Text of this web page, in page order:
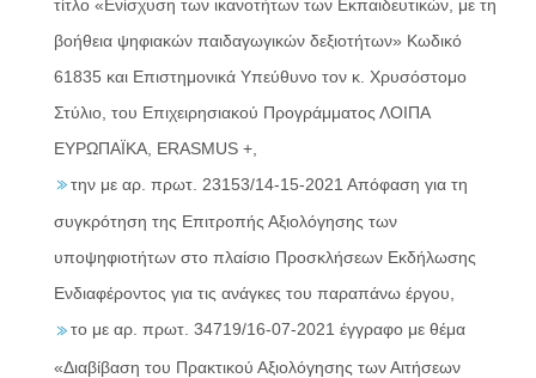
τίτλο «Ενίσχυση των ικανοτήτων των Εκπαιδευτικών, με τη
βοήθεια ψηφιακών παιδαγωγικών δεξιοτήτων» Κωδικό
61835 και Επιστημονικά Υπεύθυνο τον κ. Χρυσόστομο
Στύλιο, του Επιχειρησιακού Προγράμματος ΛΟΙΠΑ
ΕΥΡΩΠΑΪΚΑ, ERASMUS +,
την με αρ. πρωτ. 23153/14-15-2021 Απόφαση για τη
συγκρότηση της Επιτροπής Αξιολόγησης των
υποψηφιοτήτων στο πλαίσιο Προσκλήσεων Εκδήλωσης
Ενδιαφέροντος για τις ανάγκες του παραπάνω έργου,
το με αρ. πρωτ. 34719/16-07-2021 έγγραφο με θέμα
«Διαβίβαση του Πρακτικού Αξιολόγησης των Αιτήσεων